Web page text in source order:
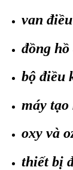
van
đồng
bộ điều
máy
oxy và
thiết bị